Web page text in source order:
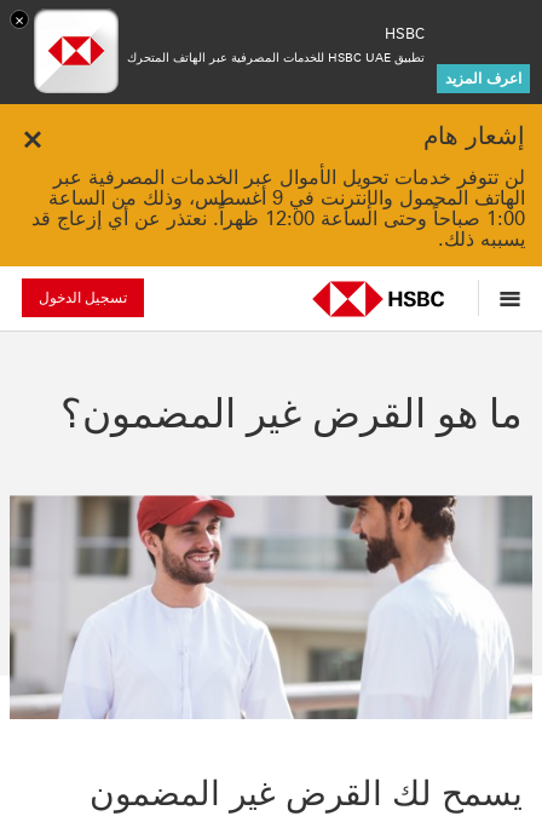
×
HSBC
تطبيق HSBC UAE للخدمات المصرفية عبر الهاتف المتحرك
اعرف المزيد
إشعار هام
Close
لن تتوفر خدمات تحويل الأموال عبر الخدمات المصرفية عبر
الهاتف المحمول والإنترنت في 9 أغسطس، وذلك من الساعة
1:00 صباحاً وحتى الساعة 12:00 ظهراً. نعتذر عن أي إزعاج قد
يسببه ذلك.
تسجيل الدخول
ما هو القرض غير المضمون؟
يسمح لك القرض غير المضمون